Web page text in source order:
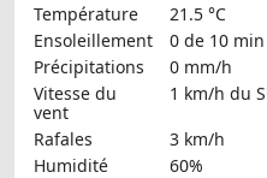
Température
21.5 °C
Ensoleillement
0 de 10 min
Précipitations
0 mm/h
Vitesse du
vent
1 km/h du
Rafales
3 km/h
Humidité
60%